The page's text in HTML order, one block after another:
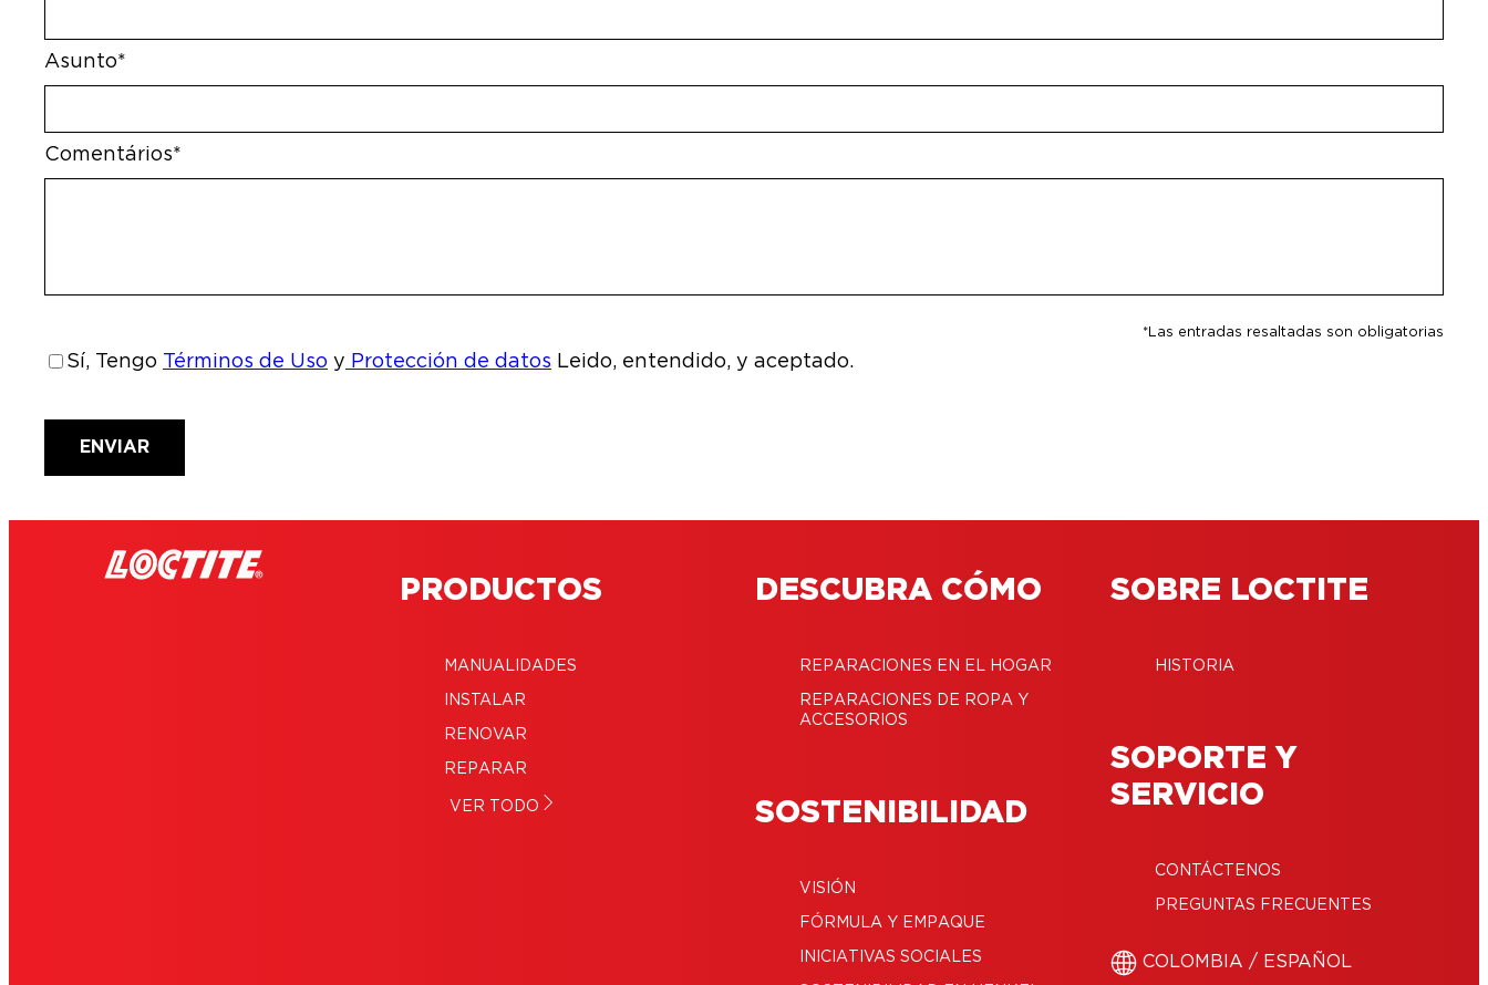
Asunto*
Comentários*
*Las entradas resaltadas son obligatorias
Sí, Tengo Términos de Uso y Protección de datos Leido, entendido, y aceptado.
ENVIAR
PRODUCTOS
MANUALIDADES
INSTALAR
RENOVAR
REPARAR
VER TODO
DESCUBRA CÓMO
REPARACIONES EN EL HOGAR
REPARACIONES DE ROPA Y
ACCESORIOS
SOSTENIBILIDAD
VISIÓN
FÓRMULA Y EMPAQUE
INICIATIVAS SOCIALES
SOBRE LOCTITE
HISTORIA
SOPORTE Y
SERVICIO
CONTÁCTENOS
PREGUNTAS FRECUENTES
COLOMBIA / ESPAÑOL